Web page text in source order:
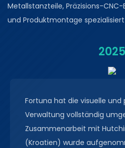
Metallstanzteile, Präzisions-
und Produktmontage
2025
Fortuna hat die visuelle und
Verwaltung vollständig
Zusammenarbeit mit
(Kroatien) wurde